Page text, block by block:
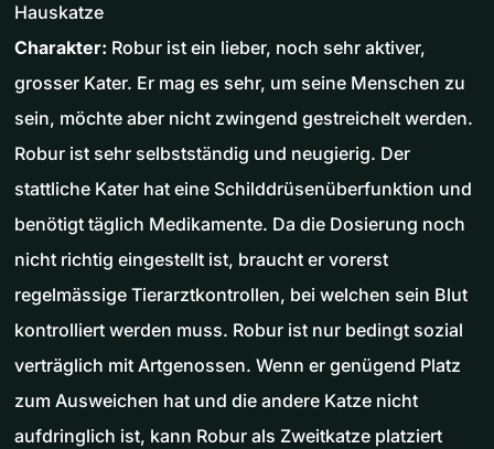
Hauskatze
Charakter: Robur ist ein lieber, noch sehr aktiver,
grosser Kater. Er mag es sehr, um seine Menschen zu
sein, möchte aber nicht zwingend gestreichelt werden.
Robur ist sehr selbstständig und neugierig. Der
stattliche Kater hat eine Schilddrüsenüberfunktion und
benötigt täglich Medikamente. Da die Dosierung noch
nicht richtig eingestellt ist, braucht er vorerst
regelmässige Tierarztkontrollen, bei welchen sein Blut
kontrolliert werden muss. Robur ist nur bedingt sozial
verträglich mit Artgenossen. Wenn er genügend Platz
zum Ausweichen hat und die andere Katze nicht
aufdringlich ist, kann Robur als Zweitkatze platziert